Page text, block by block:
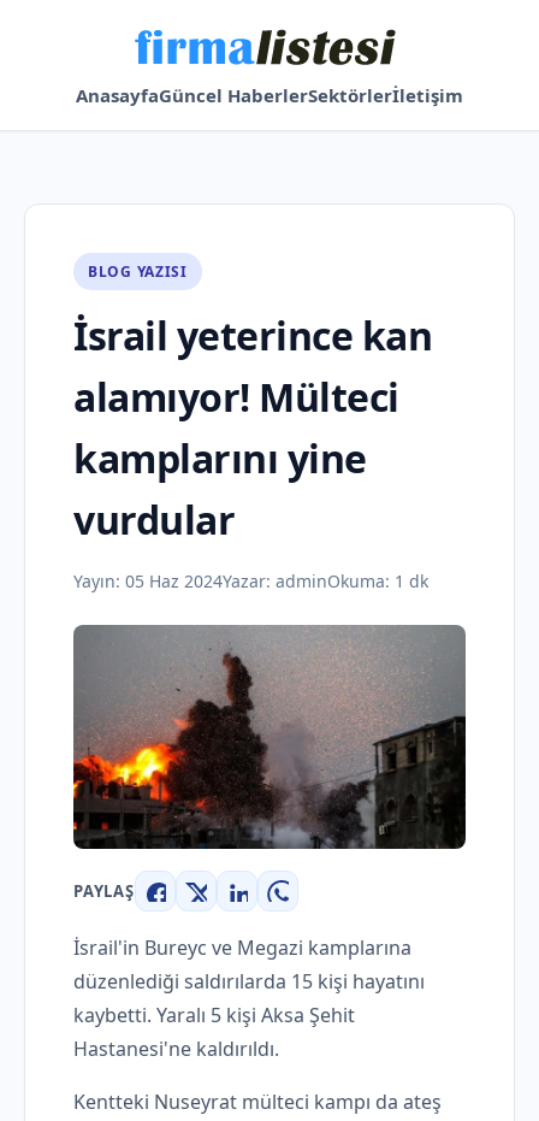
AnasayfaGüncel HaberlerSektörlerİletişim
BLOG YAZISI
İsrail yeterince kan
alamıyor! Mülteci
kamplarını yine
vurdular
Yayın: 05 Haz 2024Yazar: adminOkuma: 1 dk
PAYLAŞ
Facebook
X LinkedInWhatsApp
İsrail'in Bureyc ve Megazi kamplarına
düzenlediği saldırılarda 15 kişi hayatını
kaybetti. Yaralı 5 kişi Aksa Şehit
Hastanesi'ne kaldırıldı.
Kentteki Nuseyrat mülteci kampı da ateş